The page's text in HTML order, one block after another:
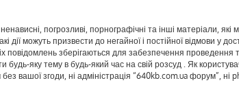
погрозливі, порнографічні та інші матеріали,
можуть призвести до негайної і постійної відмови у
зберігаються для забезпечення проведення
яку тему в будь-який час на свій розсуд . Як
вашої згоди, ні адміністрація “640kb.com.ua форум”, ні